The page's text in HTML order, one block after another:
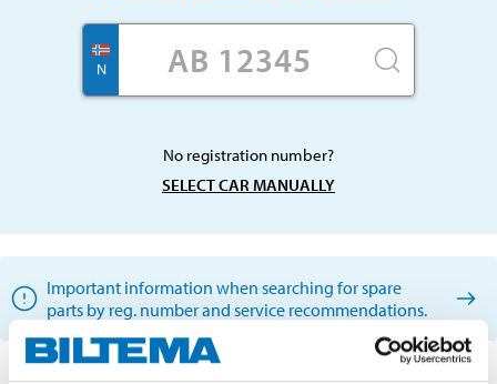
N
No registration number?
SELECT CAR MANUALLY
Important information when searching for spare
parts by reg. number and service recommendations.